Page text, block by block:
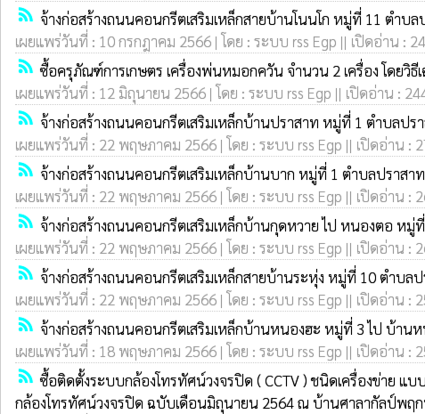
rss_feed จ้างก่อสร้างถนนคอนกรีตเสริมเหล็กสายบ้านโนนโก หมู่ที่ 11 ตำบ
เผยแพร่วันที่ : 10 กรกฎาคม 2566 | โดย : ระบบ rss Egp || เปิดอ่าน :
rss_feed ซื้อครุภัณฑ์การเกษตร เครื่องพ่นหมอกควัน จำนวน 2 เครื่อง โดยวิธีเ
เผยแพร่วันที่ : 12 มิถุนายน 2566 | โดย : ระบบ rss Egp || เปิดอ่าน :
rss_feed จ้างก่อสร้างถนนคอนกรีตเสริมเหล็กบ้านปราสาท หมู่ที่ 1 ตำบลปร
เผยแพร่วันที่ : 22 พฤษภาคม 2566 | โดย : ระบบ rss Egp || เปิดอ่าน :
rss_feed จ้างก่อสร้างถนนคอนกรีตเสริมเหล็กบ้านบาก หมู่ที่ 1 ตำบลปราสา
เผยแพร่วันที่ : 22 พฤษภาคม 2566 | โดย : ระบบ rss Egp || เปิดอ่าน :
rss_feed จ้างก่อสร้างถนนคอนกรีตเสริมเหล็กบ้านกุดหวาย ไป หนองตอ หมู่
เผยแพร่วันที่ : 22 พฤษภาคม 2566 | โดย : ระบบ rss Egp || เปิดอ่าน :
rss_feed จ้างก่อสร้างถนนคอนกรีตเสริมเหล็กสายบ้านระหุ่ง หมู่ที่ 10 ตำบล
เผยแพร่วันที่ : 22 พฤษภาคม 2566 | โดย : ระบบ rss Egp || เปิดอ่าน :
rss_feed จ้างก่อสร้างถนนคอนกรีตเสริมเหล็กบ้านหนองฮะ หมู่ที่ 3 ไป บ้าน
เผยแพร่วันที่ : 18 พฤษภาคม 2566 | โดย : ระบบ rss Egp || เปิดอ่าน :
rss_feed ซื้อติดตั้งระบบกล้องโทรทัศน์วงจรปิด ( CCTV ) ชนิดเครื่องข่าย
กล้องโทรทัศน์วงจรปิด ฉบับเดือนมิถุนายน 2564 ณ บ้านศาลากัลป์พฤก